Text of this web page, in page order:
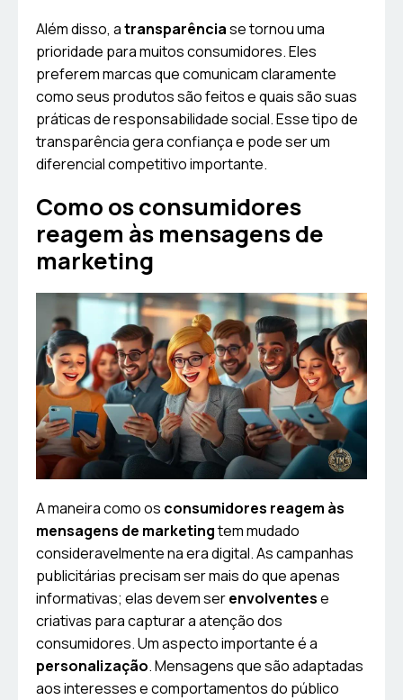
Além disso, atransparênciase tornou uma
prioridade para muitos consumidores. Eles
preferem marcas que comunicam claramente
como seus produtos são feitos e quais são suas
práticas de responsabilidade social. Esse tipo de
transparência gera confiança e pode ser um
diferencial competitivo importante.
Como os consumidores
reagem às mensagens de
marketing
A maneira como os consumidores reagem às
mensagens de marketingtem mudado
consideravelmente na era digital. As campanhas
publicitárias precisam ser mais do que apenas
informativas; elas devem serenvolventese
criativas para capturar a atenção dos
consumidores. Um aspecto importante é a
personalização. Mensagens que são adaptadas
aos interesses e comportamentos do público